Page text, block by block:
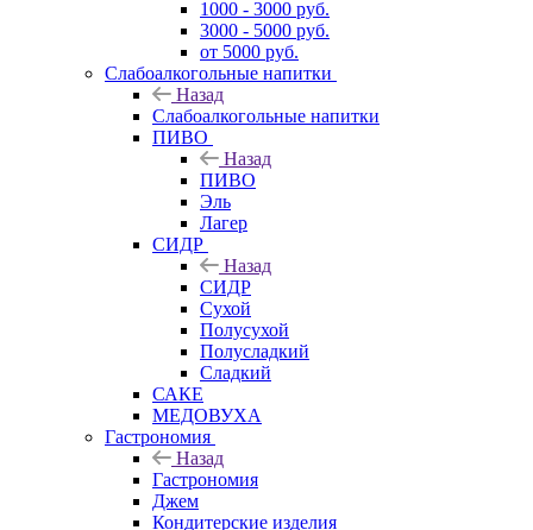
1000 - 3000 руб.
3000 - 5000 руб.
от 5000 руб.
Слабоалкогольные напитки
Назад
Слабоалкогольные напитки
ПИВО
Назад
ПИВО
Эль
Лагер
СИДР
Назад
СИДР
Сухой
Полусухой
Полусладкий
Сладкий
САКЕ
МЕДОВУХА
Гастрономия
Назад
Гастрономия
Джем
Кондитерские изделия